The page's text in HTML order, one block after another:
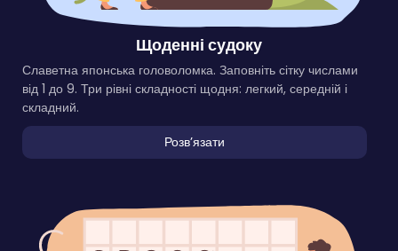
Щоденні судоку
Славетна японська головоломка. Заповніть сітку числами
від 1 до 9. Три рівні складності щодня: легкий, середній і
складний.
Розвʼязати